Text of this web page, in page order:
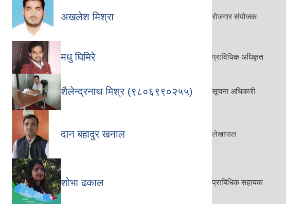
अखलेश मिश्रा रोजगार संयोजक
मधु घिमिरे प्राविधिक अधिकृत
शैलेन्द्रनाथ मिश्र (९८०६९९०२५५) सूचना अधिकारी
दान बहादुर खनाल लेखापाल
शोभा ढकाल प्राबिधिक सहायक